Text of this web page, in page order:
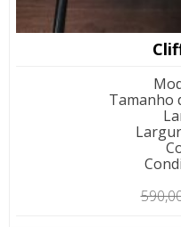
Tamanho